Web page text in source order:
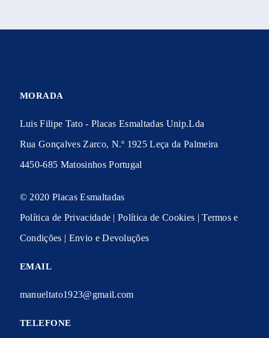
MORADA
Luis Filipe Tato - Placas Esmaltadas Unip.Lda
Rua Gonçalves Zarco, N.º 1925 Leça da Palmeira
4450-685 Matosinhos Portugal
© 2020 Placas Esmaltadas
Política de Privacidade |Política de Cookies |Termos e
Condições | Envio e Devoluções
EMAIL
manueltato1923@gmail.com
TELEFONE